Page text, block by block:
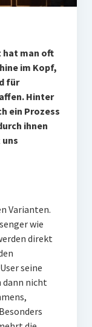
hat man oft
im Kopf,
für
Hinter
ein Prozess
ihnen
Varianten.
wie
direkt
seine
dann nicht